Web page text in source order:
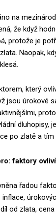
na
že když
protože je
Naopak,
který
jsou úrokové
dluhopisy,
po zlatě a tím
faktory
řadou
inflace,
od zlata,